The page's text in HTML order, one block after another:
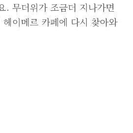
. 무더위가 조금더 지나가면
이메르 카페에 다시 찾아와